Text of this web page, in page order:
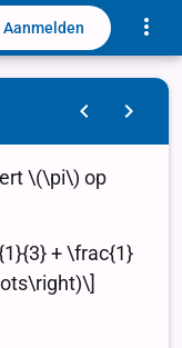
Aanmelden